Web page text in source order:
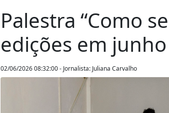
Palestra “Como
edições em junho
02/06/2026 08:32:00 - Jornalista: Juliana Carvalho